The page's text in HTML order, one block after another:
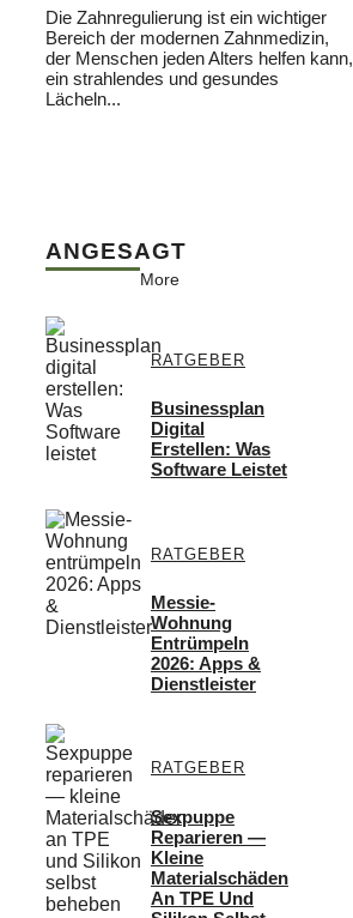
Die Zahnregulierung ist ein wichtiger
Bereich der modernen Zahnmedizin,
der Menschen jeden Alters helfen kann,
ein strahlendes und gesundes
Lächeln...
ANGESAGT
More
RATGEBER
Businessplan
Digital
Erstellen: Was
Software Leistet
RATGEBER
Messie-
Wohnung
Entrümpeln
2026: Apps &
Dienstleister
RATGEBER
Sexpuppe
Reparieren —
Kleine
Materialschäden
An TPE Und